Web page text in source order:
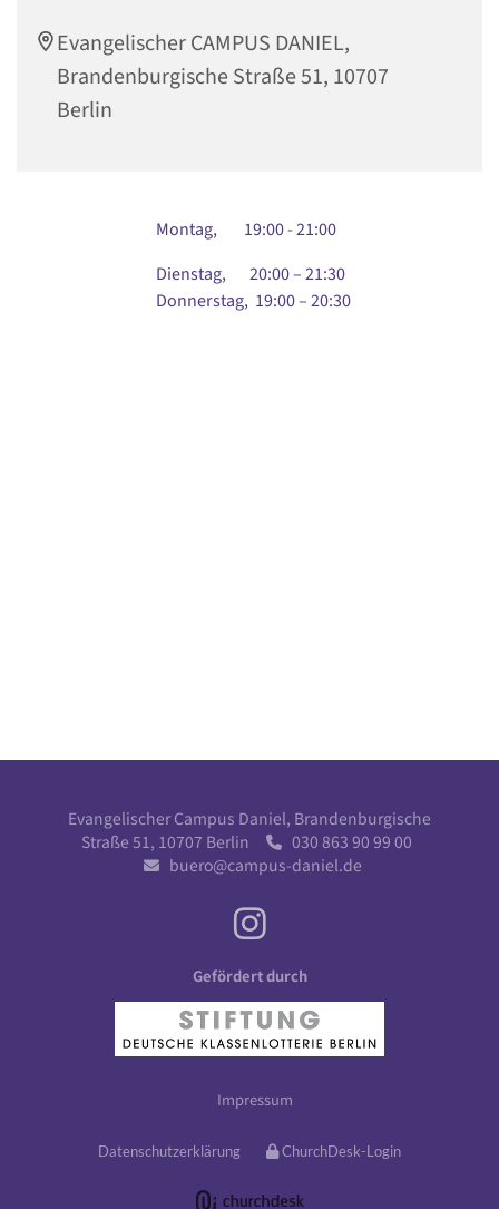
Evangelischer CAMPUS DANIEL,
Brandenburgische Straße 51, 10707
Berlin
Montag, 19:00 - 21:00
Dienstag, 20:00 – 21:30
Donnerstag, 19:00 – 20:30
Evangelischer Campus Daniel, Brandenburgische
Straße 51, 10707 Berlin
030 863 90 99 00
 buero@campus-daniel.de
Gefördert durch
Impressum
Datenschutzerklärung ChurchDesk-Login